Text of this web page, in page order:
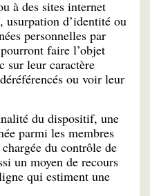
à des sites internet
usurpation d’identité ou
personnelles par
faire l’objet
sur leur caractère
ou voir leur
du dispositif, une
parmi les membres
du contrôle de
un moyen de recours
qui estiment une